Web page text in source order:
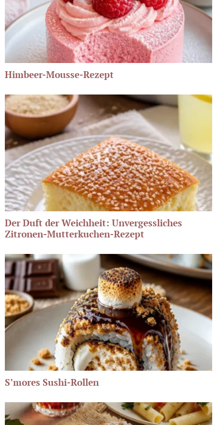
Himbeer-Mousse-Rezept
Der Duft der Weichheit: Unvergessliches
Zitronen-Mutterkuchen-Rezept
S’mores Sushi-Rollen